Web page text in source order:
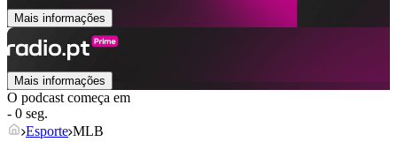
Mais informações
Mais informações
O podcast começa em
- 0 seg.
Esporte MLB